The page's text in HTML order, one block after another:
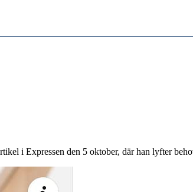
i Expressen den 5 oktober, där han lyfter